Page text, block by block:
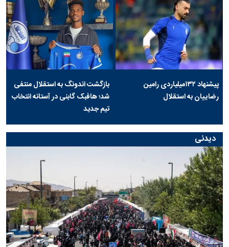
پیشنهاد ۱۳۲میلیاردی رامین
رضاییان به استقلال
بازگشت اندونگ به استقلال منتفی
شد؛ هافبک گابنی در آستانه انتخاب
تیم جدید
دیدنی